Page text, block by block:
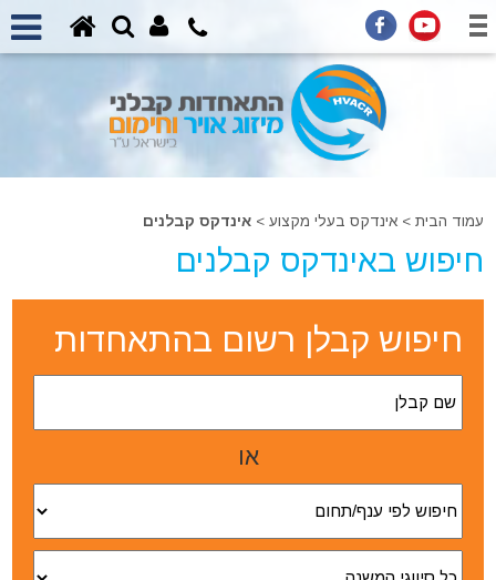
עמוד הבית >אינדקס בעלי מקצוע >אינדקס קבלנים
חיפוש באינדקס קבלנים
חיפוש קבלן רשום בהתאחדות
או